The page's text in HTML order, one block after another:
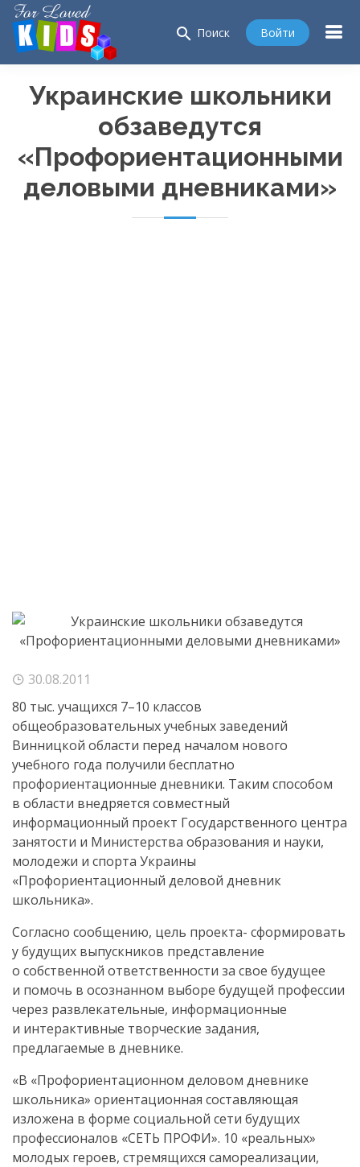
search Поиск Войти
Украинские школьники
обзаведутся
«Профориентационными
деловыми дневниками»
30.08.2011
80 тыс. учащихся 7–10 классов
общеобразовательных учебных заведений
Винницкой области перед началом нового
учебного года получили бесплатно
профориентационные дневники. Таким способом
в области внедряется совместный
информационный проект Государственного центра
занятости и Министерства образования и науки,
молодежи и спорта Украины
«Профориентационный деловой дневник
школьника».
Согласно сообщению, цель проекта- сформировать
у будущих выпускников представление
о собственной ответственности за свое будущее
и помочь в осознанном выборе будущей профессии
через развлекательные, информационные
и интерактивные творческие задания,
предлагаемые в дневнике.
«В «Профориентационном деловом дневнике
школьника» ориентационная составляющая
изложена в форме социальной сети будущих
профессионалов «СЕТЬ ПРОФИ». 10 «реальных»
молодых героев, стремящихся самореализации,